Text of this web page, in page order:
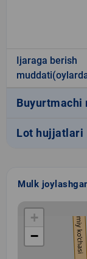
Ijaraga berish
Buyurtmachi
Lot hujjatlari
Mulk
+
−